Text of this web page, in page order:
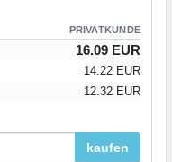
PRIVATKUNDE
16.09 EUR
14.22 EUR
12.32 EUR
kaufen